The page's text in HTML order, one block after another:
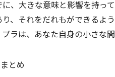
、大きな意味と影響を持っ
、それをだれもができるよ
ラは、あなた自身の小さな
とめ